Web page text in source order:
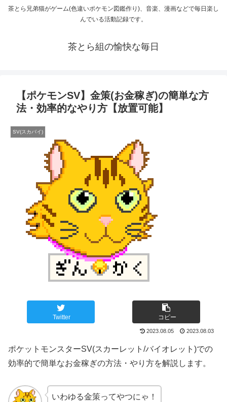
茶とら兄弟猫がゲーム(色違いポケモン図鑑作り)、音楽、漫画などで毎日楽し
んでいる活動記録です。
茶とら組の愉快な毎日
【ポケモンSV】金策(お金稼ぎ)の簡単な方
法・効率的なやり方【放置可能】
SV(スカバイ)
Twitter コピー
2023.08.05 2023.08.03
ポケットモンスターSV(スカーレット/バイオレット)での
効率的で簡単なお金稼ぎの方法・やり方を解説します。
いわゆる金策ってやつにゃ！